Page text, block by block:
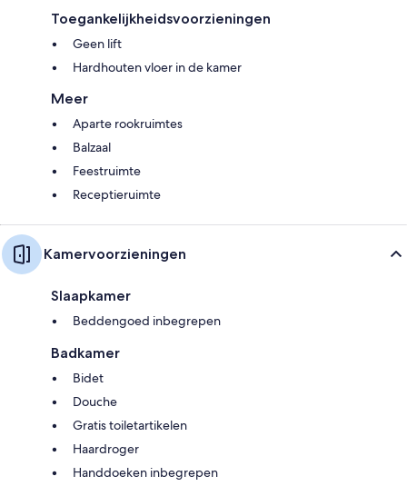
Toegankelijkheidsvoorzieningen
Geen lift
Hardhouten vloer in de kamer
Meer
Aparte rookruimtes
Balzaal
Feestruimte
Receptieruimte
Kamervoorzieningen
Slaapkamer
Beddengoed inbegrepen
Badkamer
Bidet
Douche
Gratis toiletartikelen
Haardroger
Handdoeken inbegrepen